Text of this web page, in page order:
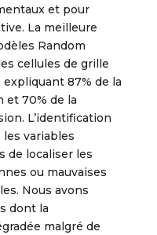
et pour
La meilleure
Random
cellules de grille
87% de la
et 70% de la
L’identification
variables
de localiser les
ou mauvaises
Nous avons
dont la
malgré de